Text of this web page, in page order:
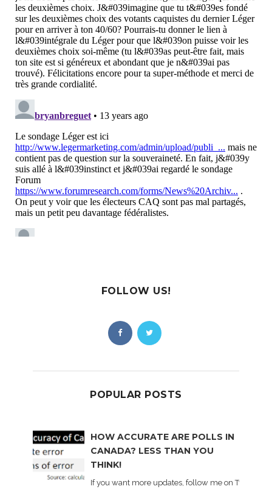
FOLLOW US!
POPULAR POSTS
HOW ACCURATE ARE POLLS IN
CANADA? LESS THAN YOU
THINK!
If you want more updates, follow me on Twitter .